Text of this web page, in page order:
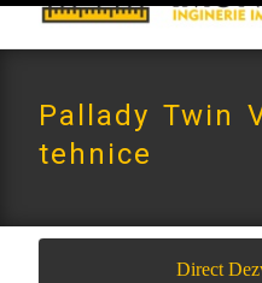
Pallady Twin
tehnice
Direct